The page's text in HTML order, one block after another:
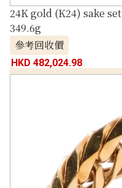
24K gold (K24) sake set
349.6g
參考回收價
HKD 482,024.98